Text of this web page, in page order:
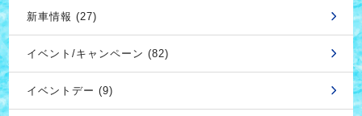
新車情報 (27)
イベント/キャンペーン (82)
イベントデー (9)